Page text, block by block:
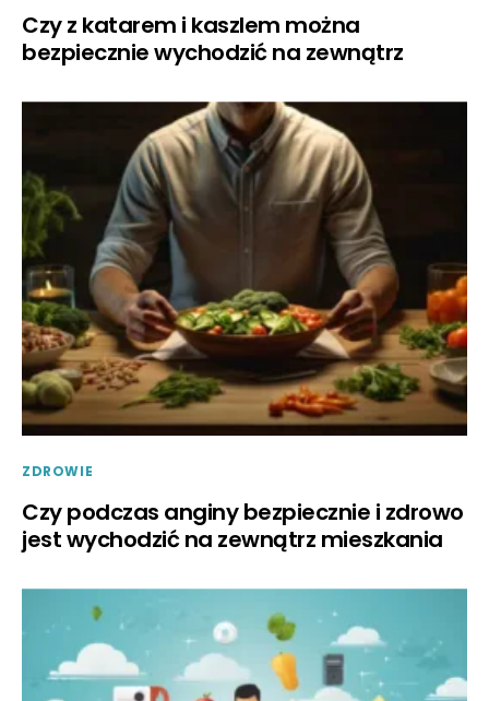
Czy z katarem i kaszlem można
bezpiecznie wychodzić na zewnątrz
ZDROWIE
Czy podczas anginy bezpiecznie i zdrowo
jest wychodzić na zewnątrz mieszkania